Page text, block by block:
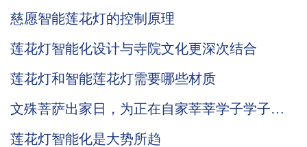
慈愿智能莲花灯的控制原理
莲花灯智能化设计与寺院文化更深次结合
莲花灯和智能莲花灯需要哪些材质
文殊菩萨出家日，为正在自家莘莘学子学子供
莲花灯智能化是大势所趋